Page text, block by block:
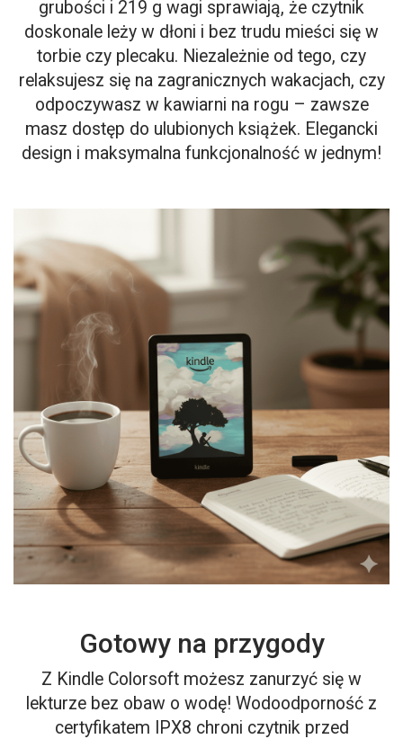
grubości i 219 g wagi sprawiają, że czytnik
doskonale leży w dłoni i bez trudu mieści się w
torbie czy plecaku. Niezależnie od tego, czy
relaksujesz się na zagranicznych wakacjach, czy
odpoczywasz w kawiarni na rogu – zawsze
masz dostęp do ulubionych książek. Elegancki
design i maksymalna funkcjonalność w jednym!
Gotowy na przygody
Z Kindle Colorsoft możesz zanurzyć się w
lekturze bez obaw o wodę! Wodoodporność z
certyfikatem IPX8 chroni czytnik przed